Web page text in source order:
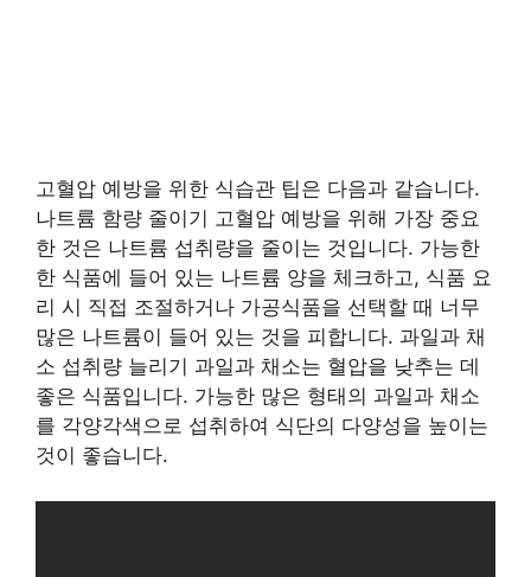
고혈압 예방을 위한 식습관 팁은 다음과 같습니다.
나트륨 함량 줄이기 고혈압 예방을 위해 가장 중요
한 것은 나트륨 섭취량을 줄이는 것입니다. 가능한
한 식품에 들어 있는 나트륨 양을 체크하고, 식품 요
리 시 직접 조절하거나 가공식품을 선택할 때 너무
많은 나트륨이 들어 있는 것을 피합니다. 과일과 채
소 섭취량 늘리기 과일과 채소는 혈압을 낮추는 데
좋은 식품입니다. 가능한 많은 형태의 과일과 채소
를 각양각색으로 섭취하여 식단의 다양성을 높이는
것이 좋습니다.